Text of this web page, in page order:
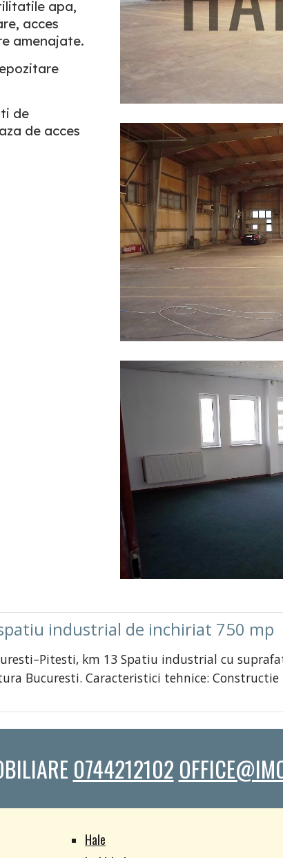
apa,
acces
amenajate.
de
de acces
spatiu industrial de inchiriat 750 mp
km 13 Spatiu industrial cu
Bucuresti. Caracteristici tehnice:
0744212102
Hale